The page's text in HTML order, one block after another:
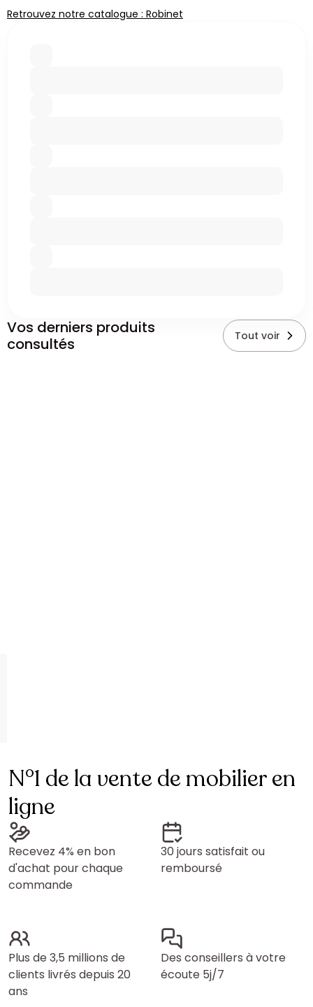
Retrouvez notre catalogue : Robinet
Vos derniers produits
consultés
Tout voir
N°1 de la vente de mobilier en
ligne
Recevez 4% en bon
d'achat pour chaque
commande
30 jours satisfait ou
remboursé
Plus de 3,5 millions de
clients livrés depuis 20
ans
Des conseillers à votre
écoute 5j/7